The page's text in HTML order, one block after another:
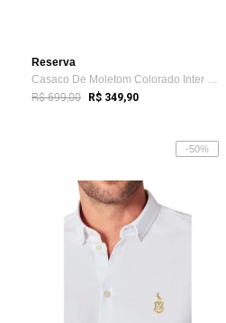
Reserva
Casaco De Moletom Colorado Inter Reserva
R$ 699,00 R$ 349,90
-50%